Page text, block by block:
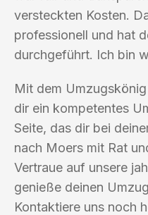
versteckten Kosten.
professionell und hat
durchgeführt. Ich bin
Mit dem
dir ein kompetentes
Seite, das dir bei
nach Moers mit Rat
Vertraue auf unsere
genieße deinen
Kontaktiere uns noch